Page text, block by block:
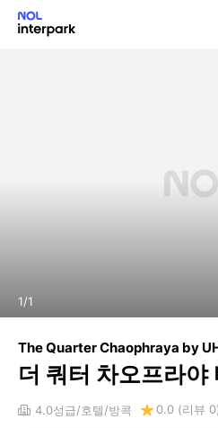
1/1
The Quarter Chaophraya by
더 쿼터 차오프라야
4.0성급 호텔 방콕 0.0 (리뷰 0